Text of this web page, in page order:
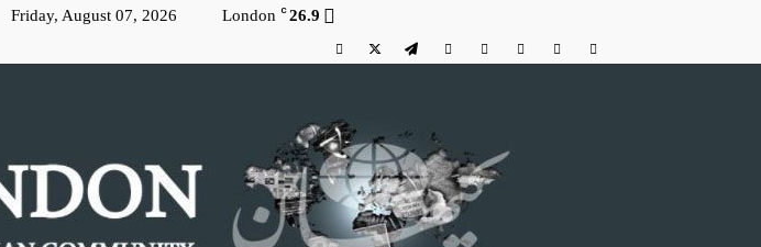
26.9
C
London Friday, August 07, 2026 جمعه, ۱۶ مرداد ۱۴۰۵